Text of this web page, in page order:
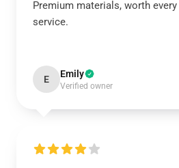
Premium materials, worth
service.
E Emily
Verified owner